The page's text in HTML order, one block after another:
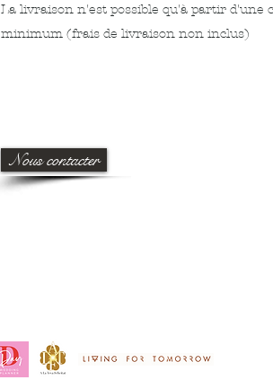
Nous contacter
La livraison n'est possible qu'à partir d'une
minimum (frais de livraison non inclus)